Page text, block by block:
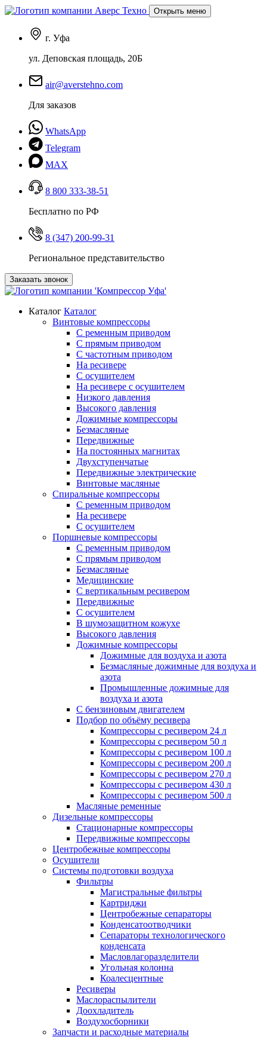
Открыть меню
г. Уфа
ул. Деповская площадь, 20Б
air@averstehno.com
Для заказов
WhatsApp
Telegram
MAX
8 800 333-38-51
Бесплатно по РФ
8 (347) 200-99-31
Региональное представительство
Заказать звонок
Каталог Каталог
Винтовые компрессоры
С ременным приводом
С прямым приводом
С частотным приводом
На ресивере
С осушителем
На ресивере с осушителем
Низкого давления
Высокого давления
Дожимные компрессоры
Безмасляные
Передвижные
На постоянных магнитах
Двухступенчатые
Передвижные электрические
Винтовые масляные
Спиральные компрессоры
С ременным приводом
На ресивере
С осушителем
Поршневые компрессоры
С ременным приводом
С прямым приводом
Безмасляные
Медицинские
С вертикальным ресивером
Передвижные
С осушителем
В шумозащитном кожухе
Высокого давления
Дожимные компрессоры
Дожимные для воздуха и азота
Безмасляные дожимные для воздуха и
азота
Промышленные дожимные для
воздуха и азота
С бензиновым двигателем
Подбор по объёму ресивера
Компрессоры с ресивером 24 л
Компрессоры с ресивером 50 л
Компрессоры с ресивером 100 л
Компрессоры с ресивером 200 л
Компрессоры с ресивером 270 л
Компрессоры с ресивером 430 л
Компрессоры с ресивером 500 л
Масляные ременные
Дизельные компрессоры
Стационарные компрессоры
Передвижные компрессоры
Центробежные компрессоры
Осушители
Системы подготовки воздуха
Фильтры
Магистральные фильтры
Картриджи
Центробежные сепараторы
Конденсатоотводчики
Сепараторы технологического
конденсата
Масловлагоразделители
Угольная колонна
Коалесцентные
Ресиверы
Маслораспылители
Доохладитель
Воздухосборники
Запчасти и расходные материалы